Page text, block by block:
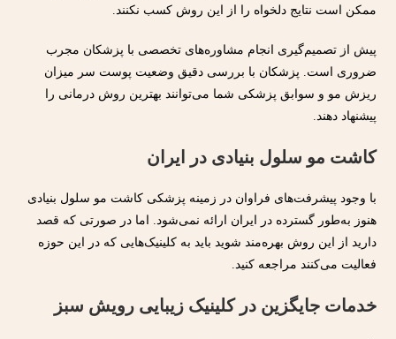
ممکن است نتایج دلخواه را از این روش کسب نکنند.
پیش از تصمیم‌گیری انجام مشاوره‌های تخصصی با پزشکان مجرب
ضروری است. پزشکان با بررسی دقیق وضعیت پوست سر میزان
ریزش مو و سوابق پزشکی شما می‌توانند بهترین روش درمانی را
پیشنهاد دهند.
کاشت مو سلول بنیادی در ایران
با وجود پیشرفت‌های فراوان در زمینه پزشکی کاشت مو سلول بنیادی
هنوز به‌طور گسترده در ایران ارائه نمی‌شود. اما در صورتی که قصد
دارید از این روش بهره‌مند شوید باید به کلینیک‌هایی که در این حوزه
فعالیت می‌کنند مراجعه کنید.
خدمات جایگزین در کلینیک زیبایی رویش سبز